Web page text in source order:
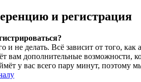
и регистрация
и не делать. Всё зависит от того,
вам дополнительные возможности,
у вас всего пару минут, поэтому